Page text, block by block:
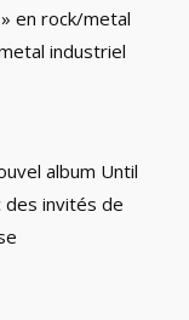
en rock/metal
industriel
album Until
des invités de